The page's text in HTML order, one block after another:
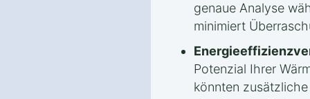
genaue Analyse
minimiert
Potenzial Ihrer
könnten